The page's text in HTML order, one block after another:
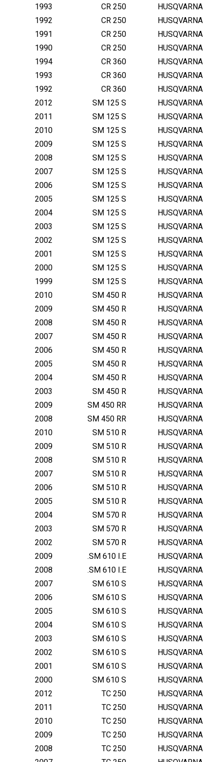
HUSQVARNA
CR 250
1993
HUSQVARNA
CR 250
1992
HUSQVARNA
CR 250
1991
HUSQVARNA
CR 250
1990
HUSQVARNA
CR 360
1994
HUSQVARNA
CR 360
1993
HUSQVARNA
CR 360
1992
HUSQVARNA
SM 125 S
2012
HUSQVARNA
SM 125 S
2011
HUSQVARNA
SM 125 S
2010
HUSQVARNA
SM 125 S
2009
HUSQVARNA
SM 125 S
2008
HUSQVARNA
SM 125 S
2007
HUSQVARNA
SM 125 S
2006
HUSQVARNA
SM 125 S
2005
HUSQVARNA
SM 125 S
2004
HUSQVARNA
SM 125 S
2003
HUSQVARNA
SM 125 S
2002
HUSQVARNA
SM 125 S
2001
HUSQVARNA
SM 125 S
2000
HUSQVARNA
SM 125 S
1999
HUSQVARNA
SM 450 R
2010
HUSQVARNA
SM 450 R
2009
HUSQVARNA
SM 450 R
2008
HUSQVARNA
SM 450 R
2007
HUSQVARNA
SM 450 R
2006
HUSQVARNA
SM 450 R
2005
HUSQVARNA
SM 450 R
2004
HUSQVARNA
SM 450 R
2003
HUSQVARNA
SM 450 RR
2009
HUSQVARNA
SM 450 RR
2008
HUSQVARNA
SM 510 R
2010
HUSQVARNA
SM 510 R
2009
HUSQVARNA
SM 510 R
2008
HUSQVARNA
SM 510 R
2007
HUSQVARNA
SM 510 R
2006
HUSQVARNA
SM 510 R
2005
HUSQVARNA
SM 570 R
2004
HUSQVARNA
SM 570 R
2003
HUSQVARNA
SM 570 R
2002
HUSQVARNA
SM 610 I.E.
2009
HUSQVARNA
SM 610 I.E.
2008
HUSQVARNA
SM 610 S
2007
HUSQVARNA
SM 610 S
2006
HUSQVARNA
SM 610 S
2005
HUSQVARNA
SM 610 S
2004
HUSQVARNA
SM 610 S
2003
HUSQVARNA
SM 610 S
2002
HUSQVARNA
SM 610 S
2001
HUSQVARNA
SM 610 S
2000
HUSQVARNA
TC 250
2012
HUSQVARNA
TC 250
2011
HUSQVARNA
TC 250
2010
HUSQVARNA
TC 250
2009
HUSQVARNA
TC 250
2008